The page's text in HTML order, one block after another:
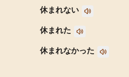
休まれない
休まれた
休まれなかった